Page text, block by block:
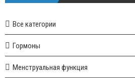
Все категории
Гормоны
Менструальная функция